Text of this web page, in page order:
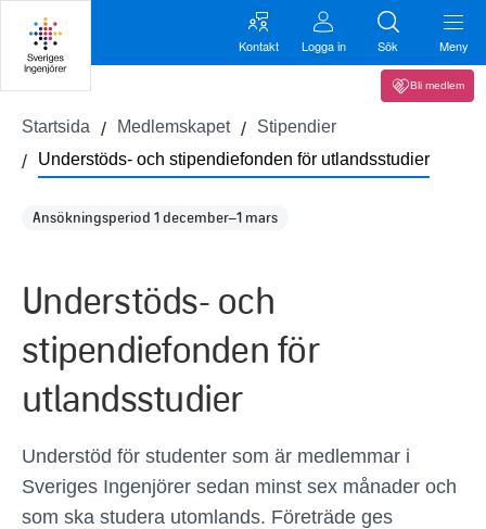
Kontakt Logga in Sök Meny
Bli medlem
Startsida Medlemskapet
Stipendier
Understöds- och stipendiefonden för utlandsstudier
Ansökningsperiod 1 december–1 mars
Understöds- och
stipendiefonden för
utlandsstudier
Understöd för studenter som är medlemmar i
Sveriges Ingenjörer sedan minst sex månader och
som ska studera utomlands. Företräde ges